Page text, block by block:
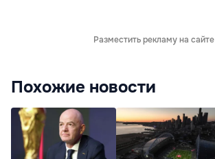
Разместить рекламу на сайте
Похожие новости